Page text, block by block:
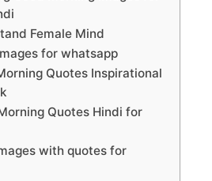
Female Mind
for whatsapp
Quotes Inspirational
Quotes Hindi for
with quotes for